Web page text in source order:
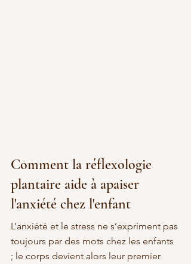
Comment la réflexologie
plantaire aide à apaiser
l'anxiété chez l'enfant
L’anxiété et le stress ne s’expriment pas
toujours par des mots chez les enfants
; le corps devient alors leur premier